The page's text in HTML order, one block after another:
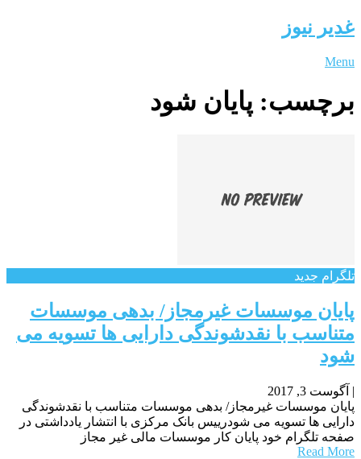
غدیر نیوز
Menu
برچسب: پایان شود
تلگرام جدید
پایان موسسات غیرمجاز/ بدهی موسسات
متناسب با نقدشوندگی دارایی ها تسویه می
شود
| آگوست 3, 2017
پایان موسسات غیرمجاز/ بدهی موسسات متناسب با نقدشوندگی
دارایی ها تسویه می شودرییس بانک مرکزی با انتشار یادداشتی در
صفحه تلگرام خود پایان کار موسسات مالی غیر مجاز
Read More